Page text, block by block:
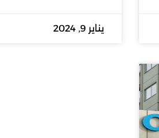
يناير 9, 2024